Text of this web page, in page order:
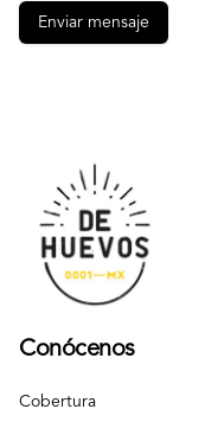
Enviar mensaje
Conócenos
Cobertura